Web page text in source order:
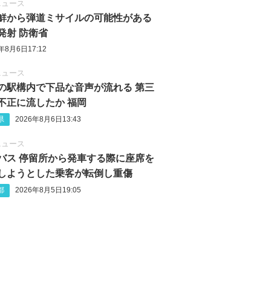
ース
から弾道ミサイルの可能性がある
射 防衛省
8月6日17:12
ース
駅構内で下品な音声が流れる 第三
正に流したか 福岡
2026年8月6日13:43
ース
ス 停留所から発車する際に座席を
ようとした乗客が転倒し重傷
2026年8月5日19:05